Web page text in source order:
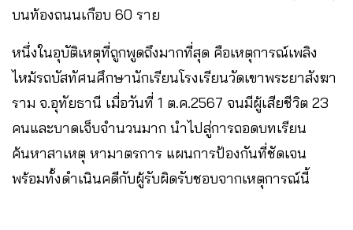
บนท้องถนนเกือบ 60 ราย
หนึ่งในอุบัติเหตุที่ถูกพูดถึงมากที่สุด คือเหตุการณ์เพลิง
ไหม้รถบัสทัศนศึกษานักเรียนโรงเรียนวัดเขาพระยาสังฆา
ราม จ.อุทัยธานี เมื่อวันที่ 1 ต.ค.2567 จนมีผู้เสียชีวิต 23
คนและบาดเจ็บจำนวนมาก นำไปสู่การถอดบทเรียน
ค้นหาสาเหตุ หามาตรการ แผนการป้องกันที่ชัดเจน
พร้อมทั้งดำเนินคดีกับผู้รับผิดรับชอบจากเหตุการณ์นี้